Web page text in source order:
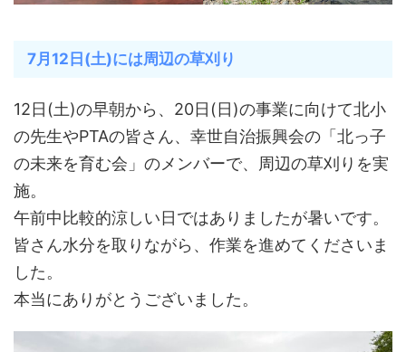
7月12日(土)には周辺の草刈り
12日(土)の早朝から、20日(日)の事業に向けて北小
の先生やPTAの皆さん、幸世自治振興会の「北っ子
の未来を育む会」のメンバーで、周辺の草刈りを実
施。
午前中比較的涼しい日ではありましたが暑いです。
皆さん水分を取りながら、作業を進めてくださいま
した。
本当にありがとうございました。